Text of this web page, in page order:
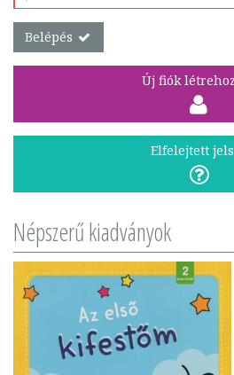
Belépés
Új fiók
Elfelejtett
Népszerű kiadványok